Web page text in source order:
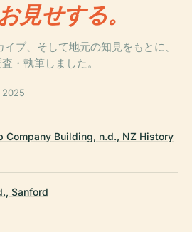
見せする。
ブ、そして地元の知見をもとに、
・執筆しました。
2025
Company Building, n.d., NZ History
Sanford